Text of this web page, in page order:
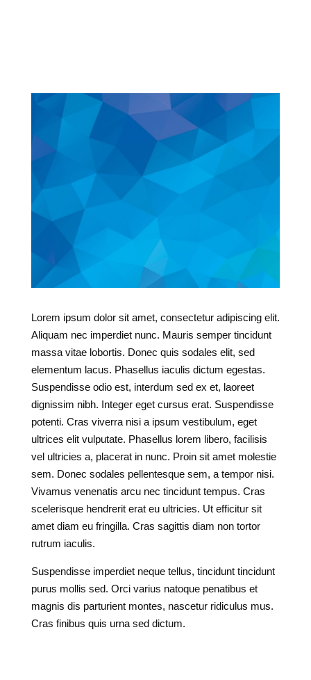
Lorem ipsum dolor sit amet, consectetur adipiscing elit.
Aliquam nec imperdiet nunc. Mauris semper tincidunt
massa vitae lobortis. Donec quis sodales elit, sed
elementum lacus. Phasellus iaculis dictum egestas.
Suspendisse odio est, interdum sed ex et, laoreet
dignissim nibh. Integer eget cursus erat. Suspendisse
potenti. Cras viverra nisi a ipsum vestibulum, eget
ultrices elit vulputate. Phasellus lorem libero, facilisis
vel ultricies a, placerat in nunc. Proin sit amet molestie
sem. Donec sodales pellentesque sem, a tempor nisi.
Vivamus venenatis arcu nec tincidunt tempus. Cras
scelerisque hendrerit erat eu ultricies. Ut efficitur sit
amet diam eu fringilla. Cras sagittis diam non tortor
rutrum iaculis.
Suspendisse imperdiet neque tellus, tincidunt tincidunt
purus mollis sed. Orci varius natoque penatibus et
magnis dis parturient montes, nascetur ridiculus mus.
Cras finibus quis urna sed dictum.